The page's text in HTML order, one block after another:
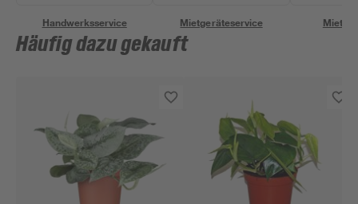
Handwerksservice Mietgeräteservice
Häufig dazu gekauft